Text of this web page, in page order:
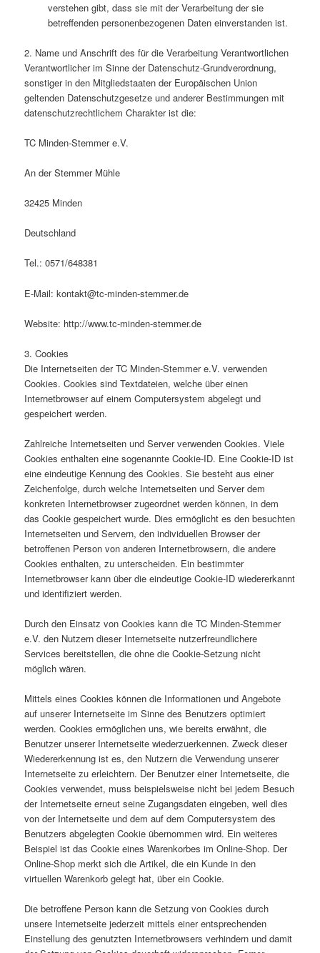
verstehen gibt, dass sie mit der Verarbeitung der sie
betreffenden personenbezogenen Daten einverstanden ist.
2. Name und Anschrift des für die Verarbeitung Verantwortlichen
Verantwortlicher im Sinne der Datenschutz-Grundverordnung,
sonstiger in den Mitgliedstaaten der Europäischen Union
geltenden Datenschutzgesetze und anderer Bestimmungen mit
datenschutzrechtlichem Charakter ist die:
TC Minden-Stemmer e.V.
An der Stemmer Mühle
32425 Minden
Deutschland
Tel.: 0571/648381
E-Mail: kontakt@tc-minden-stemmer.de
Website: http://www.tc-minden-stemmer.de
3. Cookies
Die Internetseiten der TC Minden-Stemmer e.V. verwenden
Cookies. Cookies sind Textdateien, welche über einen
Internetbrowser auf einem Computersystem abgelegt und
gespeichert werden.
Zahlreiche Internetseiten und Server verwenden Cookies. Viele
Cookies enthalten eine sogenannte Cookie-ID. Eine Cookie-ID ist
eine eindeutige Kennung des Cookies. Sie besteht aus einer
Zeichenfolge, durch welche Internetseiten und Server dem
konkreten Internetbrowser zugeordnet werden können, in dem
das Cookie gespeichert wurde. Dies ermöglicht es den besuchten
Internetseiten und Servern, den individuellen Browser der
betroffenen Person von anderen Internetbrowsern, die andere
Cookies enthalten, zu unterscheiden. Ein bestimmter
Internetbrowser kann über die eindeutige Cookie-ID wiedererkannt
und identifiziert werden.
Durch den Einsatz von Cookies kann die TC Minden-Stemmer
e.V. den Nutzern dieser Internetseite nutzerfreundlichere
Services bereitstellen, die ohne die Cookie-Setzung nicht
möglich wären.
Mittels eines Cookies können die Informationen und Angebote
auf unserer Internetseite im Sinne des Benutzers optimiert
werden. Cookies ermöglichen uns, wie bereits erwähnt, die
Benutzer unserer Internetseite wiederzuerkennen. Zweck dieser
Wiedererkennung ist es, den Nutzern die Verwendung unserer
Internetseite zu erleichtern. Der Benutzer einer Internetseite, die
Cookies verwendet, muss beispielsweise nicht bei jedem Besuch
der Internetseite erneut seine Zugangsdaten eingeben, weil dies
von der Internetseite und dem auf dem Computersystem des
Benutzers abgelegten Cookie übernommen wird. Ein weiteres
Beispiel ist das Cookie eines Warenkorbes im Online-Shop. Der
Online-Shop merkt sich die Artikel, die ein Kunde in den
virtuellen Warenkorb gelegt hat, über ein Cookie.
Die betroffene Person kann die Setzung von Cookies durch
unsere Internetseite jederzeit mittels einer entsprechenden
Einstellung des genutzten Internetbrowsers verhindern und damit